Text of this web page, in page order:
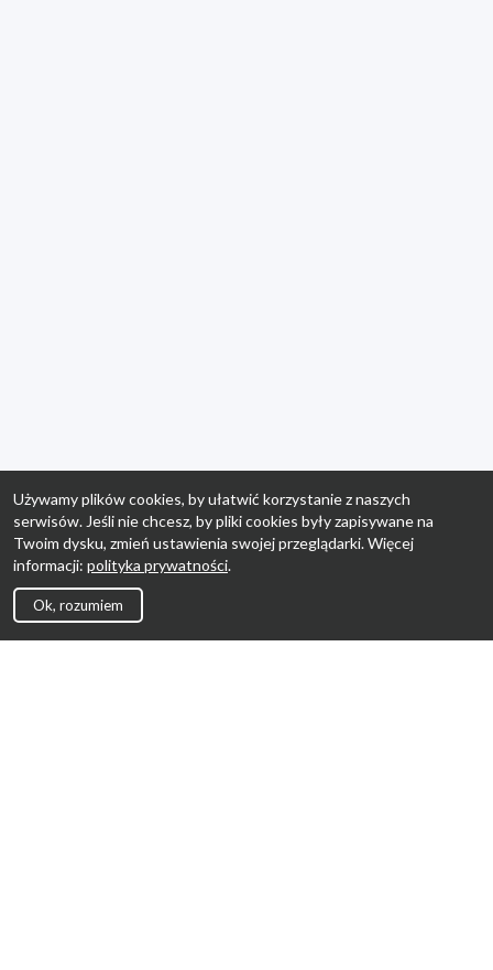
Używamy plików cookies, by ułatwić korzystanie z naszych
serwisów. Jeśli nie chcesz, by pliki cookies były zapisywane na
Twoim dysku, zmień ustawienia swojej przeglądarki. Więcej
informacji: polityka prywatności.
Ok, rozumiem